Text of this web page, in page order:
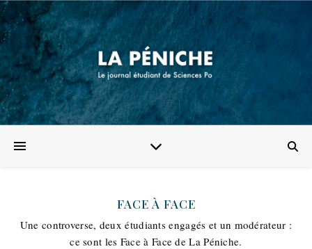
FACE À FACE
Une controverse, deux étudiants engagés et un modérateur :
ce sont les Face à Face de La Péniche.